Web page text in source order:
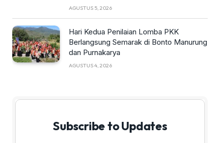
AGUSTUS 5, 2026
Hari Kedua Penilaian Lomba PKK
Berlangsung Semarak di Bonto Manurung
dan Purnakarya
AGUSTUS 4, 2026
Subscribe to Updates